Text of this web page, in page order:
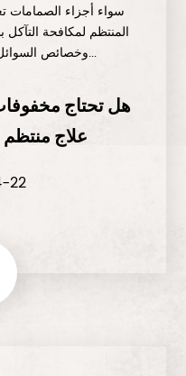
سواء أجزاء الصمامات
المنتظم لمكافحة
وخصائص السوائل ، ومقاومة التآكل للمادة...
هل تحتاج
علاج منتظم
22